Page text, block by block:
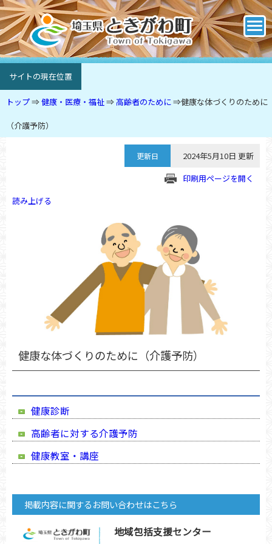
サイトの現在位置
トップ⇒健康・医療・福祉⇒ 高齢者のために⇒健康な体づくりのために
（介護予防）
更新日
2024年5月10日 更新
印刷用ページを開く
読み上げる
健康な体づくりのために（介護予防）
健康診断
高齢者に対する介護予防
健康教室・講座
掲載内容に関するお問い合わせはこちら
地域包括支援センター